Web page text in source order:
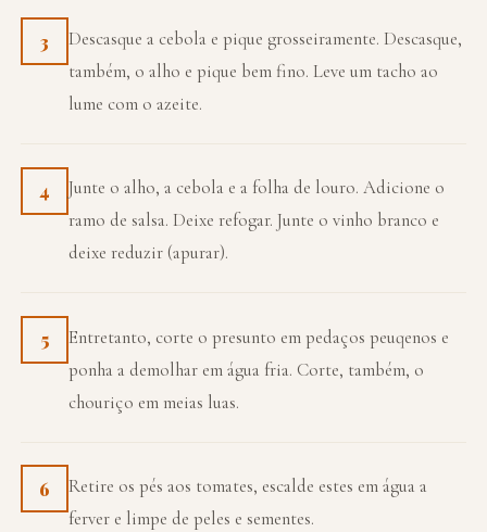
3
Descasque a cebola e pique grosseiramente. Descasque,
também, o alho e pique bem fino. Leve um tacho ao
lume com o azeite.
4
Junte o alho, a cebola e a folha de louro. Adicione o
ramo de salsa. Deixe refogar. Junte o vinho branco e
deixe reduzir (apurar).
5
Entretanto, corte o presunto em pedaços peuqenos e
ponha a demolhar em água fria. Corte, também, o
chouriço em meias luas.
6
Retire os pés aos tomates, escalde estes em água a
ferver e limpe de peles e sementes.